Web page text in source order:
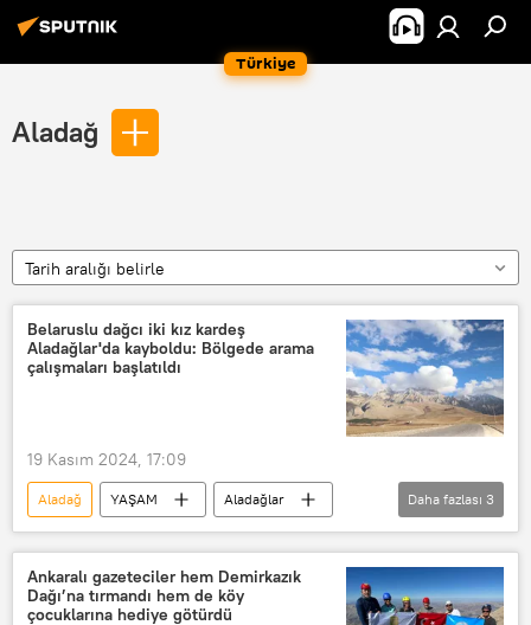
Türkiye
Aladağ
Tarih aralığı belirle
Belaruslu dağcı iki kız kardeş
Aladağlar'da kayboldu: Bölgede arama
çalışmaları başlatıldı
19 Kasım 2024, 17:09
Aladağ YAŞAM
Aladağlar
Dağcı
tırmanış
Belarus uyruklu
Daha fazlası 3
Ankaralı gazeteciler hem Demirkazık
Dağı’na tırmandı hem de köy
çocuklarına hediye götürdü